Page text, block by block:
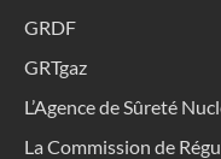
GRDF
GRTgaz
L’Agence de Sûreté
La Commission de